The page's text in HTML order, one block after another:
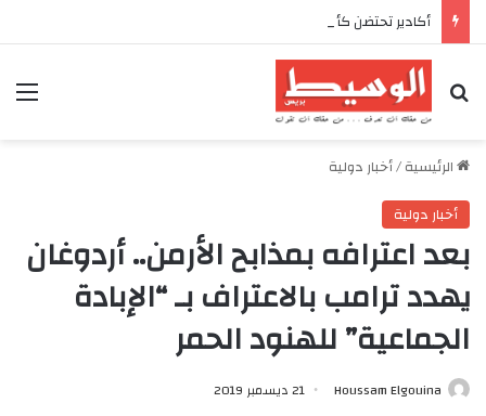
بحث عن
الرئيسية/أخبار دولية
أخبار دولية
بعد اعترافه بمذابح الأرمن.. أردوغان
يهدد ترامب بالاعتراف بـ “الإبادة
الجماعية” للهنود الحمر
Houssam Elgouina 21 ديسمبر 2019